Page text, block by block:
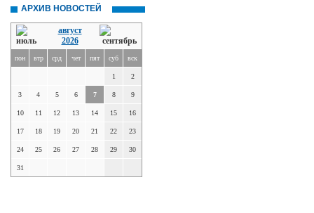
АРХИВ НОВОСТЕЙ
август
2026
пон втр срд чет пят суб вск
1 2
3 4 5 6 7 8 9
10 11 12 13 14 15 16
17 18 19 20 21 22 23
24 25 26 27 28 29 30
31